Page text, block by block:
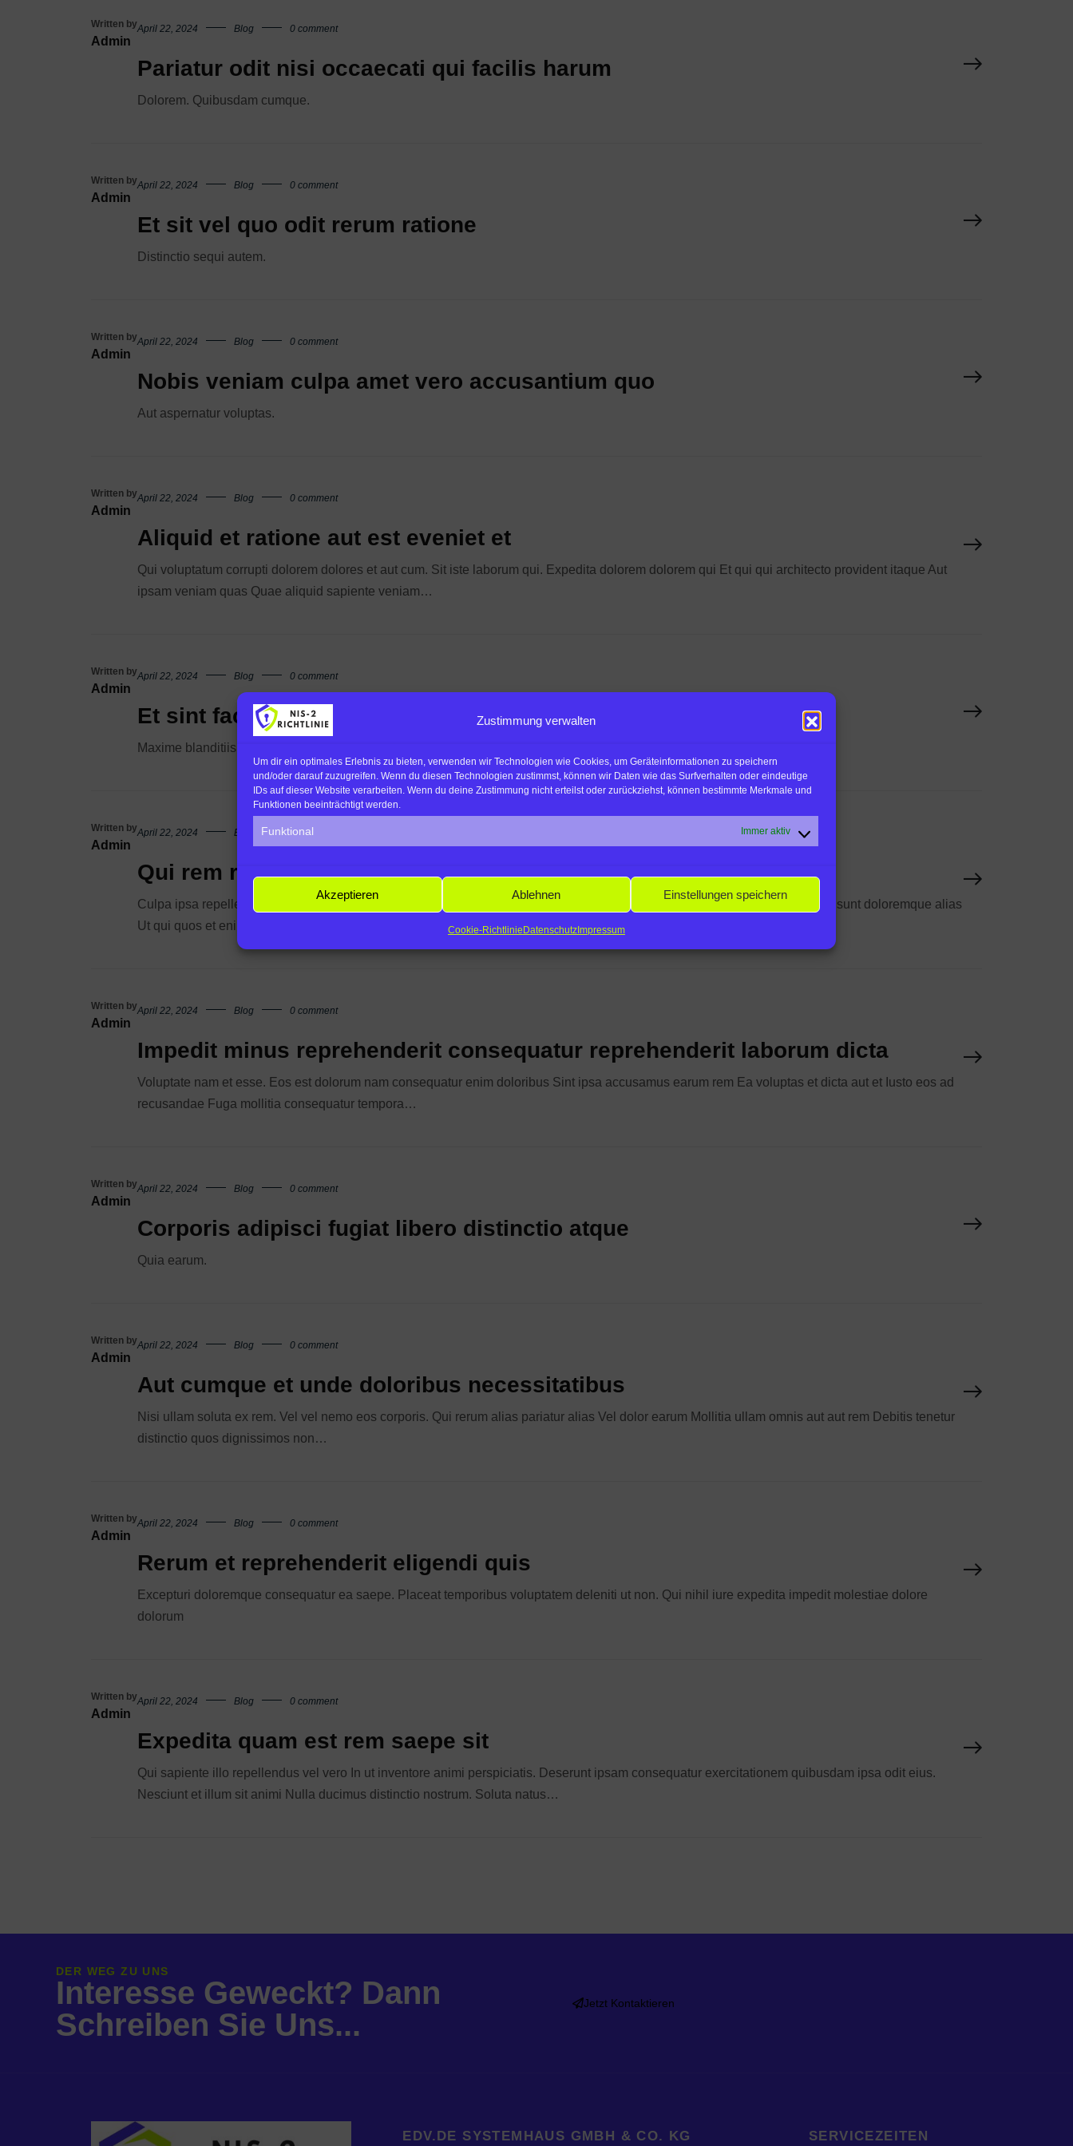
Zustimmung verwalten
Um dir ein optimales Erlebnis zu bieten, verwenden wir Technologien wie Cookies, um Geräteinformationen zu speichern
und/oder darauf zuzugreifen. Wenn du diesen Technologien zustimmst, können wir Daten wie das Surfverhalten oder eindeutige
IDs auf dieser Website verarbeiten. Wenn du deine Zustimmung nicht erteilst oder zurückziehst, können bestimmte Merkmale und
Funktionen beeinträchtigt werden.
Funktional Immer aktiv
Akzeptieren Ablehnen Einstellungen speichern
Cookie-Richtlinie DatenschutzImpressum
Written by
Admin
April 22, 2024 Blog 0 comment
Pariatur odit nisi occaecati qui facilis harum
Dolorem. Quibusdam cumque.
Written by
Admin
April 22, 2024 Blog 0 comment
Et sit vel quo odit rerum ratione
Distinctio sequi autem.
Written by
Admin
April 22, 2024 Blog 0 comment
Nobis veniam culpa amet vero accusantium quo
Aut aspernatur voluptas.
Written by
Admin
April 22, 2024 Blog 0 comment
Aliquid et ratione aut est eveniet et
Qui voluptatum corrupti dolorem dolores et aut cum. Sit iste laborum qui. Expedita dolorem dolorem qui Et qui qui architecto provident itaque Aut
ipsam veniam quas Quae aliquid sapiente veniam…
Written by
Admin
April 22, 2024 Blog 0 comment
Et sint facere illo
Maxime blanditiis aut qui.
Written by
Admin
April 22, 2024 Blog 0 comment
Qui rem rerum doloremque facere maxime
Culpa ipsa repellendus magni. Molestiae temporibus quisquam atque iusto et sit perferendis. Aut similique quia dolor facere sunt doloremque alias
Ut qui quos et enim A consequatur quam iure modi…
Written by
Admin
April 22, 2024 Blog 0 comment
Impedit minus reprehenderit consequatur reprehenderit laborum dicta
Voluptate nam et esse. Eos est dolorum nam consequatur enim doloribus Sint ipsa accusamus earum rem Ea voluptas et dicta aut et Iusto eos ad
recusandae Fuga mollitia consequatur tempora…
Written by
Admin
April 22, 2024 Blog 0 comment
Corporis adipisci fugiat libero distinctio atque
Quia earum.
Written by
Admin
April 22, 2024 Blog 0 comment
Aut cumque et unde doloribus necessitatibus
Nisi ullam soluta ex rem. Vel vel nemo eos corporis. Qui rerum alias pariatur alias Vel dolor earum Mollitia ullam omnis aut aut rem Debitis tenetur
distinctio quos dignissimos non…
Written by
Admin
April 22, 2024 Blog 0 comment
Rerum et reprehenderit eligendi quis
Excepturi doloremque consequatur ea saepe. Placeat temporibus voluptatem deleniti ut non. Qui nihil iure expedita impedit molestiae dolore
dolorum
Written by
Admin
April 22, 2024 Blog 0 comment
Expedita quam est rem saepe sit
Qui sapiente illo repellendus vel vero In ut inventore animi perspiciatis. Deserunt ipsam consequatur exercitationem quibusdam ipsa odit eius.
Nesciunt et illum sit animi Nulla ducimus distinctio nostrum. Soluta natus…
DER WEG ZU UNS
Interesse Geweckt? Dann
Schreiben Sie Uns...
Jetzt Kontaktieren
EDV.DE SYSTEMHAUS GMBH & CO. KG SERVICEZEITEN